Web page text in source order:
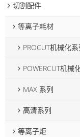
切割配件
等离子耗材
PROCUT机械化
POWERCUT机械
MAX 系列
高清系列
等离子炬